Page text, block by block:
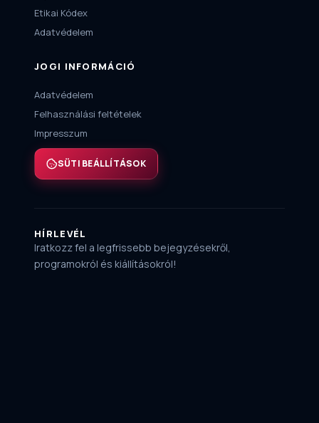
Etikai Kódex
Adatvédelem
JOGI INFORMÁCIÓ
Adatvédelem
Felhasználási feltételek
Impresszum
SÜTI BEÁLLÍTÁSOK
HÍRLEVÉL
Iratkozz fel a legfrissebb bejegyzésekről,
programokról és kiállításokról!